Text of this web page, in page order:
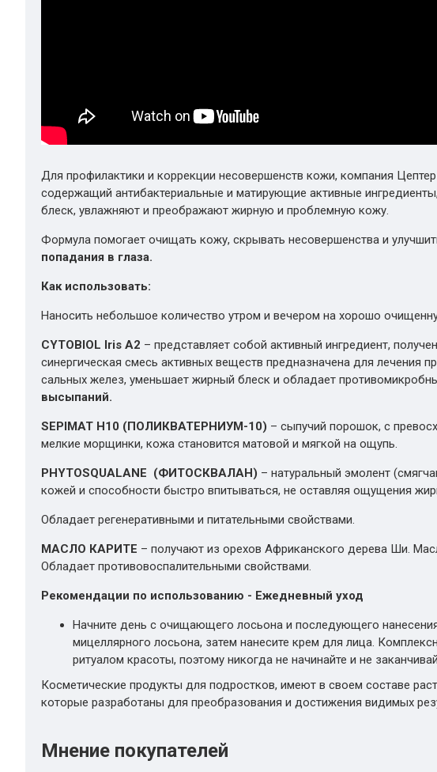
Для профилактики и коррекции несовершенств кожи, компания
содержащий антибактериальные и матирующие активные
блеск, увлажняют и преображают жирную и проблемную кожу.
Формула помогает очищать кожу, скрывать несовершенства и
попадания в глаза.
Как использовать:
Наносить небольшое количество утром и вечером на хорошо
CYTOBIOL Iris А2 – представляет собой активный ингредиент,
синергическая смесь активных веществ предназначена для лечения
сальных желез, уменьшает жирный блеск и обладает
высыпаний.
SEPIMAT Н10 (ПОЛИКВАТЕРНИУМ-10) – сыпучий порошок, с
мелкие морщинки, кожа становится матовой и мягкой на ощупь.
PHYTOSQUALANE (ФИТОСКВАЛАН) – натуральный эмолент
кожей и способности быстро впитываться, не оставляя ощущения
Обладает регенеративными и питательными свойствами.
МАСЛО КАРИТЕ – получают из орехов Африканского дерева Ши.
Обладает противовоспалительными свойствами.
Рекомендации по использованию - Ежедневный уход
Начните день с очищающего лосьона и последующего
мицеллярного лосьона, затем нанесите крем для лица.
ритуалом красоты, поэтому никогда не начинайте и не
Косметические продукты для подростков, имеют в своем составе
которые разработаны для преобразования и достижения видимых
Мнение покупателей